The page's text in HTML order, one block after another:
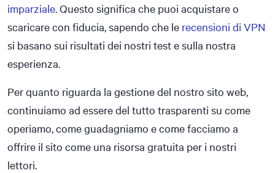
imparziale. Questo significa che puoi acquistare o
scaricare con fiducia, sapendo che le recensioni di VPN
si basano sui risultati dei nostri test e sulla nostra
esperienza.
Per quanto riguarda la gestione del nostro sito web,
continuiamo ad essere del tutto trasparenti su come
operiamo, come guadagniamo e come facciamo a
offrire il sito come una risorsa gratuita per i nostri
lettori.